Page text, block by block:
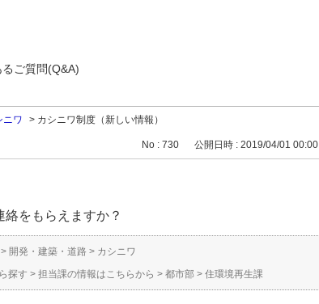
ニワ > カシニワ制度（新しい情報）
No : 730 公開日時 : 2019/04/01 00:00
をもらえますか？
> 開発・建築・道路 > カシニワ
探す > 担当課の情報はこちらから > 都市部 > 住環境再生課